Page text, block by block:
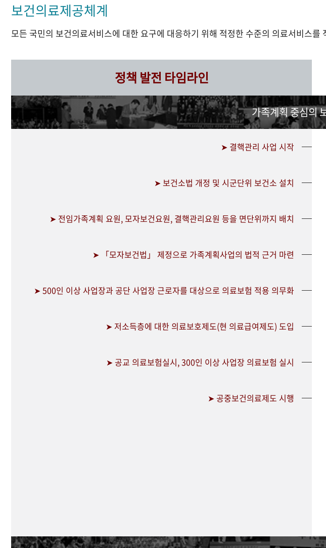
보건의료제공체계
모든 국민의 보건의료서비스에 대한 요구에 대응하기 위해 적정한 수준의 의료서비스
정책 발전 타임라인
가족계획 중심의
➤ 결핵관리 사업 시작
➤ 보건소법 개정 및 시군단위 보건소 설치
➤ 전임가족계획 요원, 모자보건요원, 결핵관리요원 등을 면단위까지 배치
➤ 「모자보건법」 제정으로 가족계획사업의 법적 근거 마련
➤ 500인 이상 사업장과 공단 사업장 근로자를 대상으로 의료보험 적용 의무화
➤ 저소득층에 대한 의료보호제도(현 의료급여제도) 도입
➤ 공교 의료보험실시, 300인 이상 사업장 의료보험 실시
➤ 공중보건의료제도 시행